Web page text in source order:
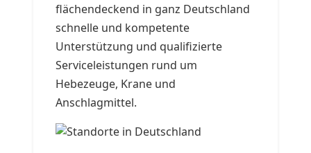
flächendeckend in ganz Deutschland
schnelle und kompetente
Unterstützung und qualifizierte
Serviceleistungen rund um
Hebezeuge, Krane und
Anschlagmittel.